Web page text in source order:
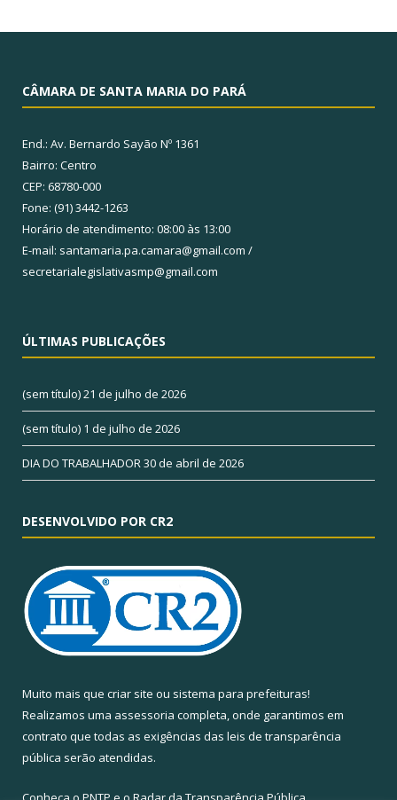
CÂMARA DE SANTA MARIA DO PARÁ
End.: Av. Bernardo Sayão Nº 1361
Bairro: Centro
CEP: 68780-000
Fone: (91) 3442-1263
Horário de atendimento: 08:00 às 13:00
E-mail: santamaria.pa.camara@gmail.com /
secretarialegislativasmp@gmail.com
ÚLTIMAS PUBLICAÇÕES
(sem título)21 de julho de 2026
(sem título) 1 de julho de 2026
DIA DO TRABALHADOR30 de abril de 2026
DESENVOLVIDO POR CR2
Muito mais que criar site ou sistema para prefeituras!
Realizamos uma assessoria completa, onde garantimos em
contrato que todas as exigências das leis de transparência
pública serão atendidas.